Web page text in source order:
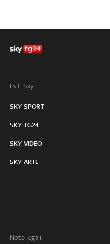
I siti Sky:
SKY SPORT
SKY TG24
SKY VIDEO
SKY ARTE
Note legali: